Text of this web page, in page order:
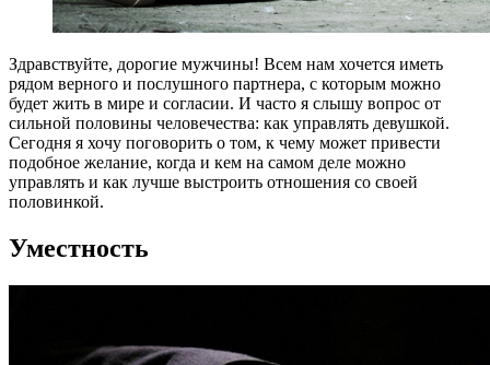
Здравствуйте, дорогие мужчины! Всем нам хочется иметь
рядом верного и послушного партнера, с которым можно
будет жить в мире и согласии. И часто я слышу вопрос от
сильной половины человечества: как управлять девушкой.
Сегодня я хочу поговорить о том, к чему может привести
подобное желание, когда и кем на самом деле можно
управлять и как лучше выстроить отношения со своей
половинкой.
Уместность